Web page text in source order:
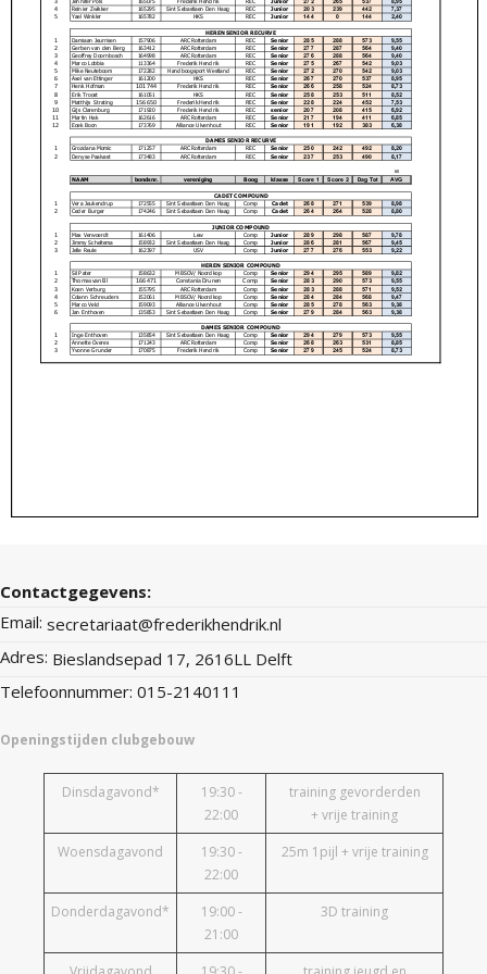
Contactgegevens:
Email: secretariaat@frederikhendrik.nl
Adres: Bieslandsepad 17, 2616LL Delft
Telefoonnummer: 015-2140111
Openingstijden clubgebouw
Dinsdagavond*
19:30 -
22:00
training gevorderden
+ vrije training
Woensdagavond
19:30 -
22:00
25m 1pijl + vrije training
Donderdagavond*
19:00 -
21:00
3D training